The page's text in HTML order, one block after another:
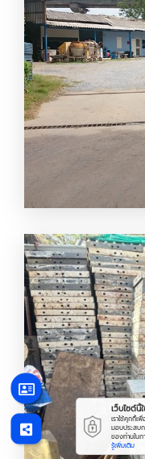
ให้เช่า นั่งร้า
เว็บไซต์นี้
เราใช้คุกกี้เ
มอบประสบ
ของท่านในก
รู้เพิ่มเติม